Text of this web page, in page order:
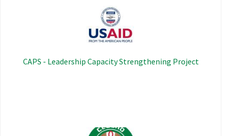
Image
CAPS - Leadership Capacity Strengthening Project
Image